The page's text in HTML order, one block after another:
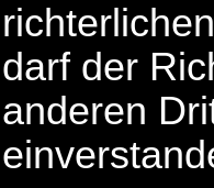
darf der
anderen